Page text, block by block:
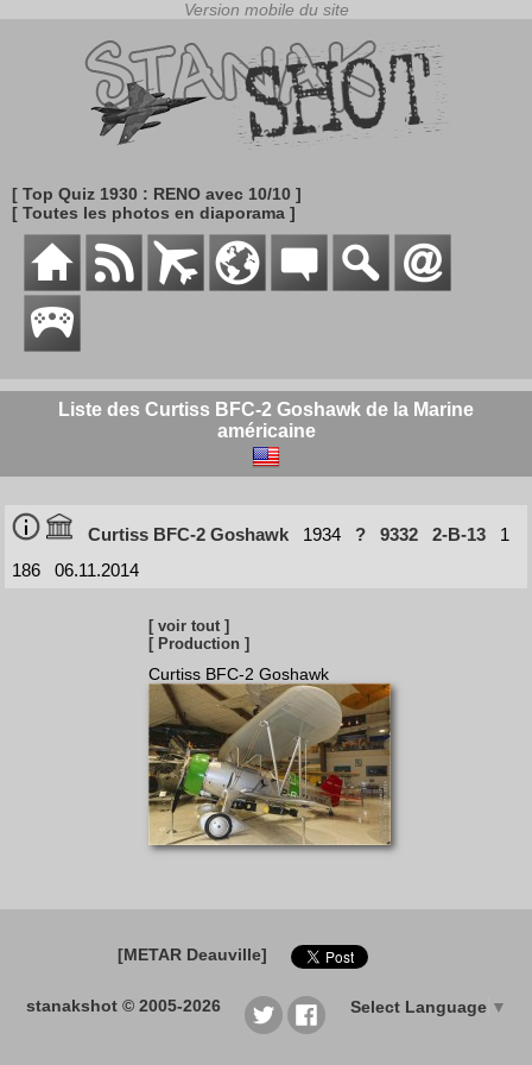
[ Top Quiz 1930 : RENO avec 10/10 ]
[ Toutes les photos en diaporama ]
Liste des Curtiss BFC-2 Goshawk de la Marine
américaine
Curtiss BFC-2 Goshawk 1934 ? 9332 2-B-13
1
186
06.11.2014
[ voir tout ]
[ Production ]
Curtiss BFC-2 Goshawk
[METAR Deauville]
stanakshot © 2005-2026 Select Language ▼